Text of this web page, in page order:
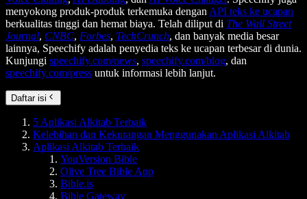
menyokong produk-produk terkemuka dengan API teks ke ucapan
berkualitas tinggi dan hemat biaya. Telah diliput di The Wall Street
Journal, CNBC, Forbes, TechCrunch, dan banyak media besar
lainnya, Speechify adalah penyedia teks ke ucapan terbesar di dunia.
Kunjungi speechify.com/news, speechify.com/blog, dan
speechify.com/press untuk informasi lebih lanjut.
Daftar isi
5 Aplikasi Alkitab Terbaik
Kelebihan dan Kekurangan Menggunakan Aplikasi Alkitab
Aplikasi Alkitab Terbaik
YouVersion Bible
Olive Tree Bible App
Bible.is
Bible Gateway